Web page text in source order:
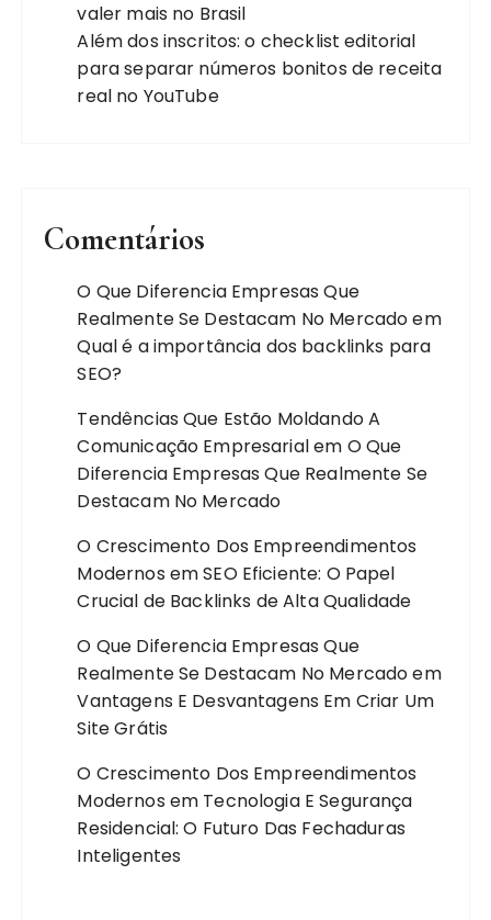
valer mais no Brasil
Além dos inscritos: o checklist editorial
para separar números bonitos de receita
real no YouTube
Comentários
O Que Diferencia Empresas Que
Realmente Se Destacam No Mercadoem
Qual é a importância dos backlinks para
SEO?
Tendências Que Estão Moldando A
Comunicação Empresarialem O Que
Diferencia Empresas Que Realmente Se
Destacam No Mercado
O Crescimento Dos Empreendimentos
Modernos emSEO Eficiente: O Papel
Crucial de Backlinks de Alta Qualidade
O Que Diferencia Empresas Que
Realmente Se Destacam No Mercadoem
Vantagens E Desvantagens Em Criar Um
Site Grátis
O Crescimento Dos Empreendimentos
Modernos em Tecnologia E Segurança
Residencial: O Futuro Das Fechaduras
Inteligentes